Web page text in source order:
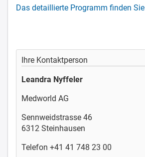
Das detaillierte Programm finden Sie
Ihre Kontaktperson
Leandra Nyffeler
Medworld AG
Sennweidstrasse 46
6312 Steinhausen
Telefon +41 41 748 23 00